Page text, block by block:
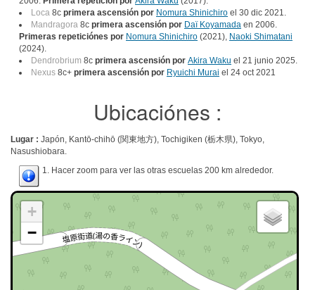
Loca 8c primera ascensión por Nomura Shinichiro el 30 dic 2021.
Mandragora 8c primera ascensión por Daï Koyamada en 2006.
Primeras repeticiónes por Nomura Shinichiro (2021), Naoki Shimatani
(2024).
Dendrobrium 8c primera ascensión por Akira Waku el 21 junio 2025.
Nexus 8c+ primera ascensión por Ryuichi Murai el 24 oct 2021
Ubicaciónes :
Lugar : Japón, Kantō-chihō (関東地方), Tochigiken (栃木県), Tokyo,
Nasushiobara.
1. Hacer zoom para ver las otras escuelas 200 km alrededor.
+
−